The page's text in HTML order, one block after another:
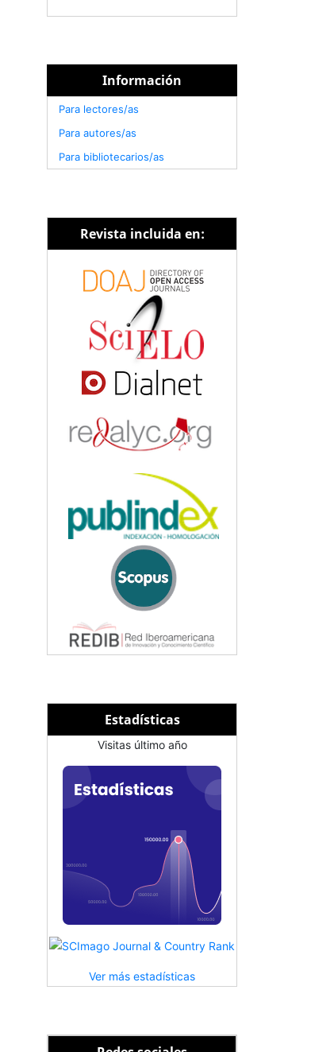
Información
Para lectores/as
Para autores/as
Para bibliotecarios/as
Revista incluida en:
Estadísticas
Visitas último año
Ver más estadísticas